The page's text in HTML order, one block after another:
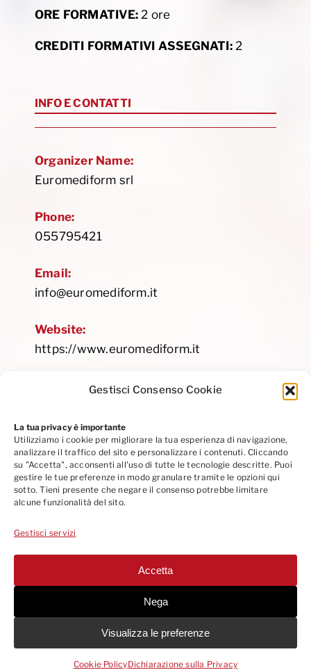
Gestisci Consenso Cookie
La tua privacy è importante
Utilizziamo i cookie per migliorare la tua esperienza di navigazione,
analizzare il traffico del sito e personalizzare i contenuti. Cliccando
su "Accetta", acconsenti all'uso di tutte le tecnologie descritte. Puoi
gestire le tue preferenze in modo granulare tramite le opzioni qui
sotto. Tieni presente che negare il consenso potrebbe limitare
alcune funzionalità del sito.
Gestisci servizi
Accetta
Nega
Visualizza le preferenze
Cookie PolicyDichiarazione sulla Privacy
ORE FORMATIVE:2 ore
CREDITI FORMATIVI ASSEGNATI:2
INFO E CONTATTI
Organizer Name:
Euromediform srl
Phone:
055795421
Email:
info@euromediform.it
Website:
https://www.euromediform.it
Privacy Policy|Cookie Policy|Codice Etico
Seguici su Linkedin
info@euromediform.it
P.IVA 05370800483 - N.R.E.A. 541856 | All Rights Reserved |
Whistleblowing
Società soggetta a direzione e coordinamento da parte di Meduspace
S.p.A. Società Benefit